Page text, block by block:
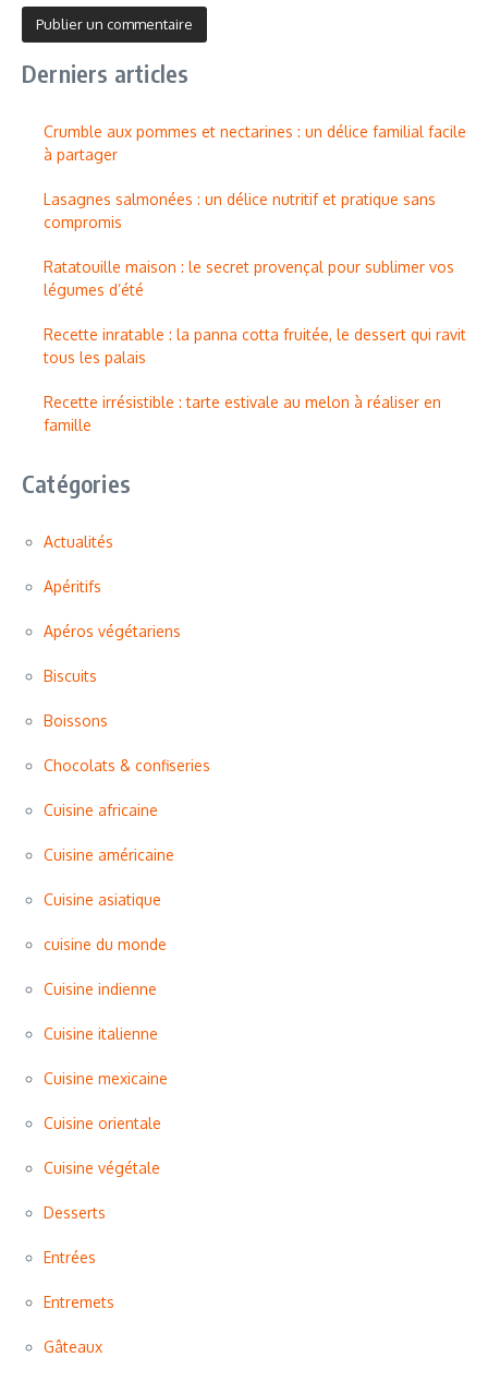
Derniers articles
Crumble aux pommes et nectarines : un délice familial facile
à partager
Lasagnes salmonées : un délice nutritif et pratique sans
compromis
Ratatouille maison : le secret provençal pour sublimer vos
légumes d’été
Recette inratable : la panna cotta fruitée, le dessert qui ravit
tous les palais
Recette irrésistible : tarte estivale au melon à réaliser en
famille
Catégories
Actualités
Apéritifs
Apéros végétariens
Biscuits
Boissons
Chocolats & confiseries
Cuisine africaine
Cuisine américaine
Cuisine asiatique
cuisine du monde
Cuisine indienne
Cuisine italienne
Cuisine mexicaine
Cuisine orientale
Cuisine végétale
Desserts
Entrées
Entremets
Gâteaux